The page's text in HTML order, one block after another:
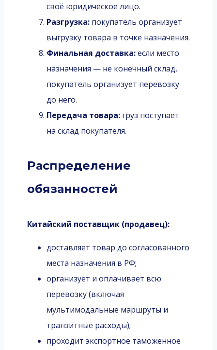
своё юридическое лицо.
Разгрузка: покупатель организует
выгрузку товара в точке назначения.
Финальная доставка:если место
назначения — не конечный склад,
покупатель организует перевозку
до него.
Передача товара: груз поступает
на склад покупателя.
Распределение
обязанностей
Китайский поставщик (продавец):
доставляет товар до согласованного
места назначения в РФ;
организует и оплачивает всю
перевозку (включая
мультимодальные маршруты и
транзитные расходы);
проходит экспортное таможенное